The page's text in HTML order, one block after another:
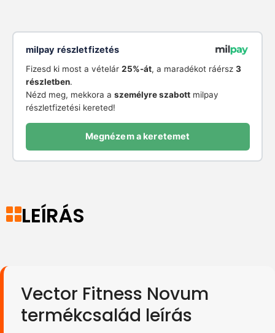
milpay részletfizetés
Fizesd ki most a vételár 25%-át, a maradékot ráérsz 3
részletben.
Nézd meg, mekkora a személyre szabottmilpay
részletfizetési kereted!
Megnézem a keretemet
LEÍRÁS
Vector Fitness Novum
termékcsalád leírás